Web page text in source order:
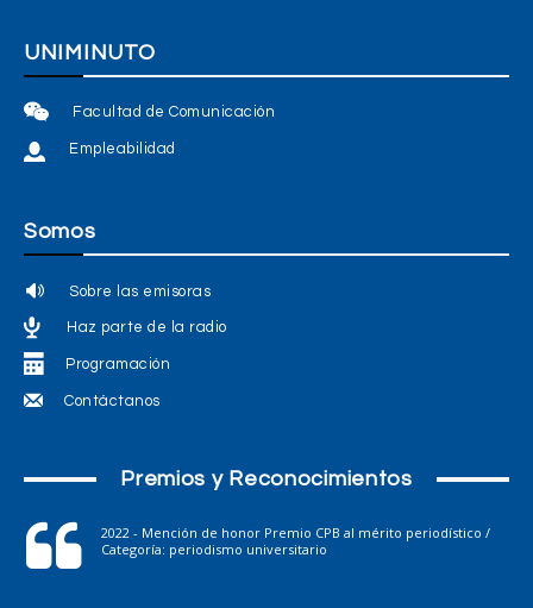
UNIMINUTO
Facultad de Comunicación
Empleabilidad
Somos
Sobre las emisoras
Haz parte de la radio
Programación
Contáctanos
Premios y Reconocimientos
2022 - Mención de honor Premio CPB al mérito periodístico /
Categoría: periodismo universitario